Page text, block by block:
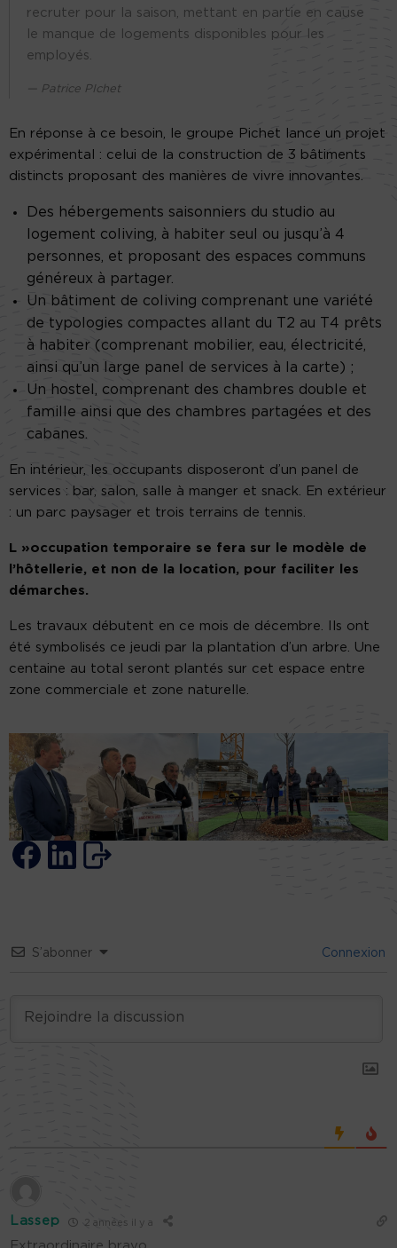
recruter pour la saison, mettant en partie en cause
le manque de logements disponibles pour les
employés.
Patrice PIchet
En réponse à ce besoin, le groupe Pichet lance un projet
expérimental : celui de la construction de 3 bâtiments
distincts proposant des manières de vivre innovantes.
Des hébergements saisonniers du studio au
logement coliving, à habiter seul ou jusqu’à 4
personnes, et proposant des espaces communs
généreux à partager.
Un bâtiment de coliving comprenant une variété
de typologies compactes allant du T2 au T4 prêts
à habiter (comprenant mobilier, eau, électricité,
ainsi qu’un large panel de services à la carte) ;
Un hostel, comprenant des chambres double et
famille ainsi que des chambres partagées et des
cabanes.
En intérieur, les occupants disposeront d’un panel de
services : bar, salon, salle à manger et snack. En extérieur
: un parc paysager et trois terrains de tennis.
L »occupation temporaire se fera sur le modèle de
l’hôtellerie, et non de la location, pour faciliter les
démarches.
Les travaux débutent en ce mois de décembre. Ils ont
été symbolisés ce jeudi par la plantation d’un arbre. Une
centaine au total seront plantés sur cet espace entre
zone commerciale et zone naturelle.
S’abonner Connexion
Lassep 2 années il y a